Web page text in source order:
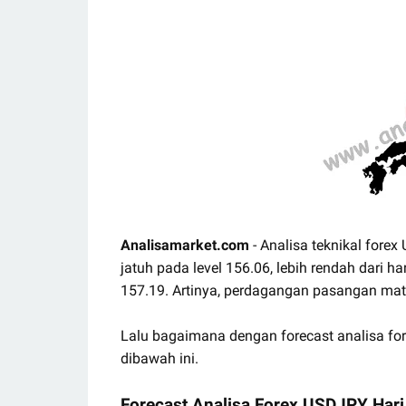
Analisamarket.com - Analisa teknikal forex
jatuh pada level 156.06, lebih rendah dari
157.19. Artinya, perdagangan pasangan
Lalu bagaimana dengan forecast analisa
dibawah ini.